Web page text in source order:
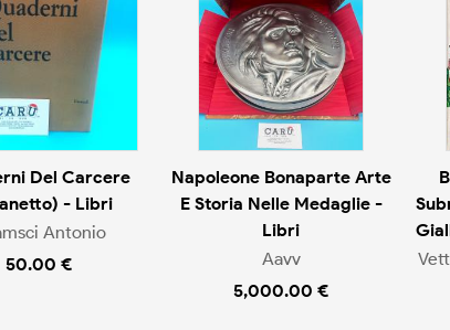
Del Carcere
- Libri
Antonio
50.00 €
Napoleone Bonaparte Arte
E Storia Nelle Medaglie -
Libri
Aavv
5,000.00 €